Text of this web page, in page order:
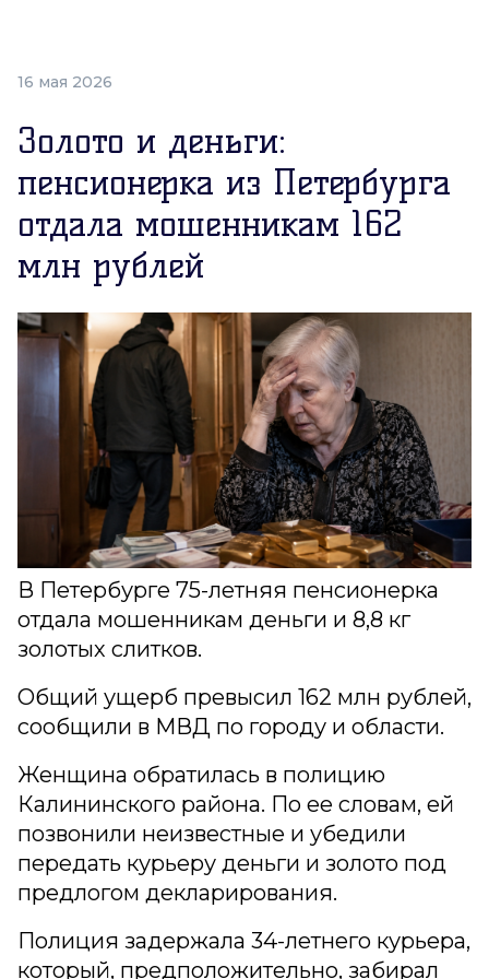
16 мая 2026
Золото и деньги:
пенсионерка из Петербурга
отдала мошенникам 162
млн рублей
В Петербурге 75-летняя пенсионерка
отдала мошенникам деньги и 8,8 кг
золотых слитков.
Общий ущерб превысил 162 млн рублей,
сообщили в МВД по городу и области.
Женщина обратилась в полицию
Калининского района. По ее словам, ей
позвонили неизвестные и убедили
передать курьеру деньги и золото под
предлогом декларирования.
Полиция задержала 34-летнего курьера,
который, предположительно, забирал